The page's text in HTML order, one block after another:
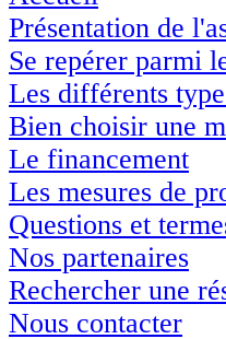
Présentation de
Se repérer parmi
Les différents
Bien choisir une
Le financement
Les mesures de
Questions et
Nos partenaires
Rechercher une
Nous contacter